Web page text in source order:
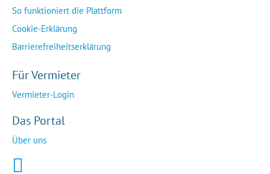
So funktioniert die Plattform
Cookie-Erklärung
Barrierefreiheitserklärung
Für Vermieter
Vermieter-Login
Das Portal
Über uns